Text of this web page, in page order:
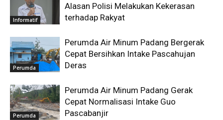
Informatif
Alasan Polisi Melakukan Kekerasan
terhadap Rakyat
Perumda
Perumda Air Minum Padang Bergerak
Cepat Bersihkan Intake Pascahujan
Deras
Perumda
Perumda Air Minum Padang Gerak
Cepat Normalisasi Intake Guo
Pascabanjir